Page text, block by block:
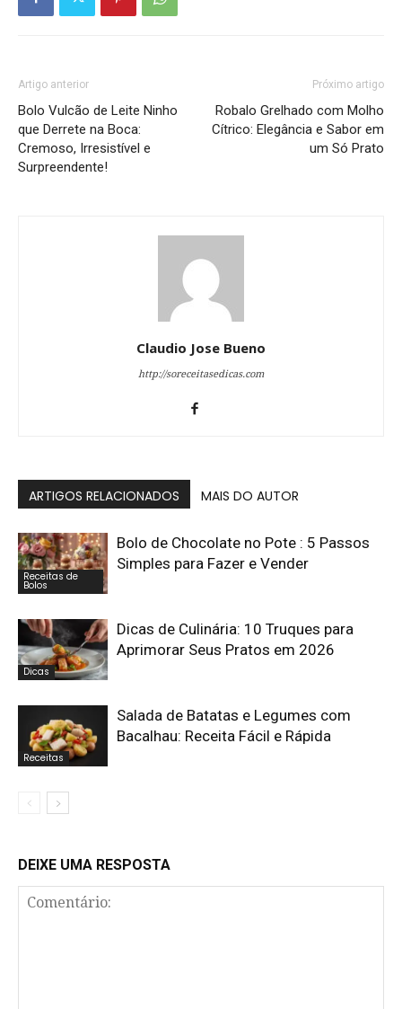
Artigo anterior
Bolo Vulcão de Leite Ninho
que Derrete na Boca:
Cremoso, Irresistível e
Surpreendente!
Próximo artigo
Robalo Grelhado com Molho
Cítrico: Elegância e Sabor em
um Só Prato
Claudio Jose Bueno
http://soreceitasedicas.com
ARTIGOS RELACIONADOS MAIS DO AUTOR
Receitas de
Bolos
Bolo de Chocolate no Pote : 5 Passos
Simples para Fazer e Vender
Dicas
Dicas de Culinária: 10 Truques para
Aprimorar Seus Pratos em 2026
Receitas
Salada de Batatas e Legumes com
Bacalhau: Receita Fácil e Rápida
DEIXE UMA RESPOSTA